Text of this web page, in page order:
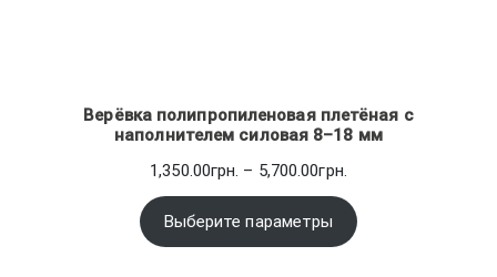
Верёвка полипропиленовая плетёная с
наполнителем силовая 8–18 мм
1,350.00грн. – 5,700.00грн.
1,350.00грн.
–
Выберите параметры